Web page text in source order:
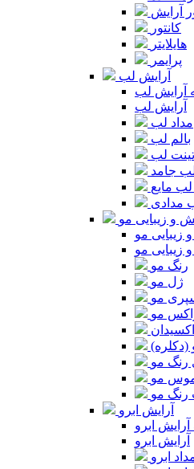
آرایش
کانتور
هایلایتر
پرایمر
آرایش لب
آرایش لب
آرایش لب
مداد لب
بالم لب
تینت لب
جامد
مایع
مدادی
و زیبایی مو
زیبایی مو
زیبایی مو
رنگ مو
ژل مو
مو
مو
اکسیدان
(دکلره)
رنگ مو
مو
رنگ مو
آرایش ابرو
ابرو
آرایش ابرو
ابرو